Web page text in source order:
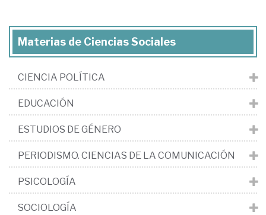
Materias de Ciencias Sociales
CIENCIA POLÍTICA
EDUCACIÓN
ESTUDIOS DE GÉNERO
PERIODISMO. CIENCIAS DE LA COMUNICACIÓN
PSICOLOGÍA
SOCIOLOGÍA